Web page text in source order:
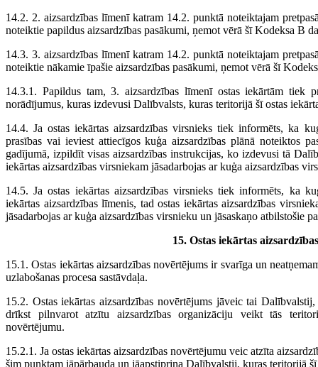
14.2. 2. aizsardzības līmenī katram 14.2. punktā noteiktajam
noteiktie papildus aizsardzības pasākumi, ņemot vērā šī Kodeksa B
14.3. 3. aizsardzības līmenī katram 14.2. punktā noteiktajam
noteiktie nākamie īpašie aizsardzības pasākumi, ņemot vērā šī
14.3.1. Papildus tam, 3. aizsardzības līmenī ostas iekārtām tiek
norādījumus, kuras izdevusi Dalībvalsts, kuras teritorijā šī ostas
14.4. Ja ostas iekārtas aizsardzības virsnieks tiek informēts, ka
prasības vai ieviest attiecīgos kuģa aizsardzības plānā noteiktos
gadījumā, izpildīt visas aizsardzības instrukcijas, ko izdevusi tā
iekārtas aizsardzības virsniekam jāsadarbojas ar kuģa aizsardzības
14.5. Ja ostas iekārtas aizsardzības virsnieks tiek informēts, ka
iekārtas aizsardzības līmenis, tad ostas iekārtas aizsardzības
jāsadarbojas ar kuģa aizsardzības virsnieku un jāsaskaņo atbilstošie
15. Ostas iekārtas
15.1. Ostas iekārtas aizsardzības novērtējums ir svarīga un
uzlabošanas procesa sastāvdaļa.
15.2. Ostas iekārtas aizsardzības novērtējums jāveic tai
drīkst pilnvarot atzītu aizsardzības organizāciju veikt tās
novērtējumu.
15.2.1. Ja ostas iekārtas aizsardzības novērtējumu veic atzīta
šim punktam jāpārbauda un jāapstiprina Dalībvalstij, kuras teritorijā šī